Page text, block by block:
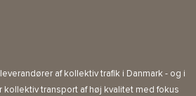
af kollektiv trafik i Danmark - og i
kollektiv transport af høj kvalitet med fokus